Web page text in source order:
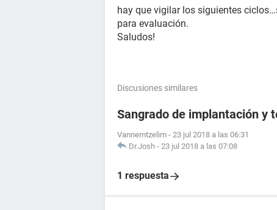
hay que vigilar los siguientes
para evaluación.
Saludos!
Discusiones similares
Sangrado de implantación y
Vannemtzelim - 23 jul 2018 a las 06:31
Dr.Josh - 23 jul 2018 a las 07:08
1 respuesta